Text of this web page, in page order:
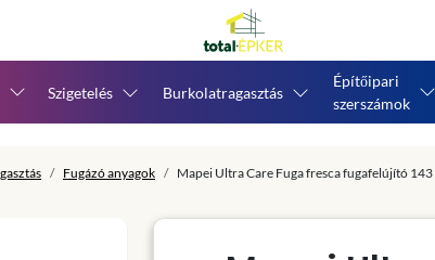
Szigetelés Burkolatragasztás
Építőipari
szerszámok
Fugázó anyagok Mapei Ultra Care Fuga fresca fugafelújító